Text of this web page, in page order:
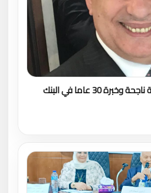
محمد شتا...قيادة مصرفية ناجحة وخبرة 30 عاما في البنك